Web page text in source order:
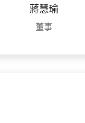
蔣慧瑜
董事